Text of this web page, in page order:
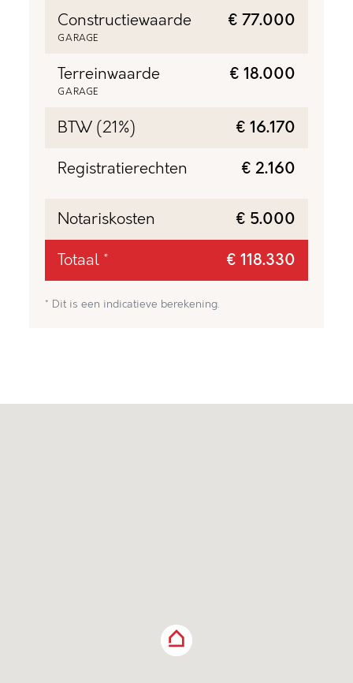
Constructiewaarde
GARAGE
€ 77.000
Terreinwaarde
GARAGE
€ 18.000
BTW (21%)
€ 16.170
Registratierechten
€ 2.160
Notariskosten
€ 5.000
Totaal *
€ 118.330
* Dit is een indicatieve berekening.